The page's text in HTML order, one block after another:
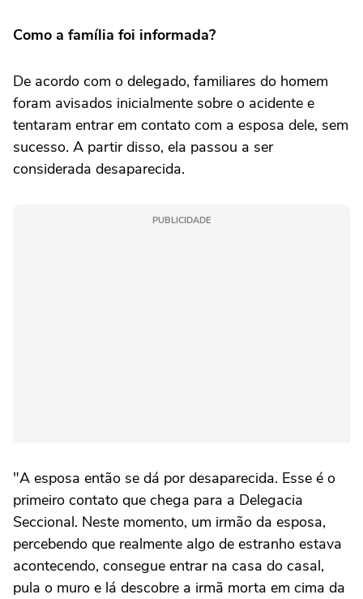
Como a família foi informada?
De acordo com o delegado, familiares do homem
foram avisados inicialmente sobre o acidente e
tentaram entrar em contato com a esposa dele, sem
sucesso. A partir disso, ela passou a ser
considerada desaparecida.
PUBLICIDADE
"A esposa então se dá por desaparecida. Esse é o
primeiro contato que chega para a Delegacia
Seccional. Neste momento, um irmão da esposa,
percebendo que realmente algo de estranho estava
acontecendo, consegue entrar na casa do casal,
pula o muro e lá descobre a irmã morta em cima da